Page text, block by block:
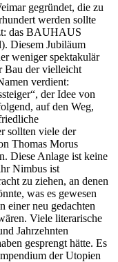
gegründet, die zu
werden sollte
das BAUHAUS
). Diesem Jubiläum
weniger spektakulär
Bau der vielleicht
verdient:
der Idee von
auf den Weg,
sollten viele der
Thomas Morus
Diese Anlage ist keine
Nimbus ist
zu ziehen, an denen
was es gewesen
einer neu gedachten
Viele literarische
Jahrzehnten
gesprengt hätte. Es
der Utopien